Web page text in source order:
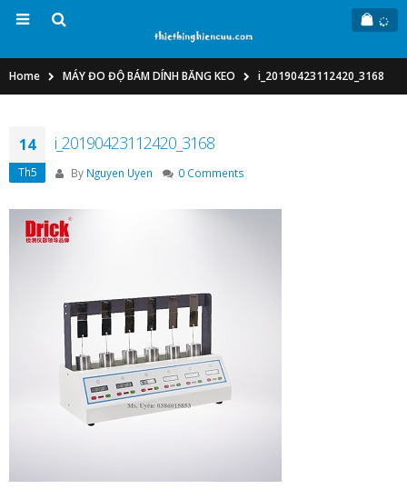
Home MÁY ĐO ĐỘ BÁM DÍNH BĂNG KEO i_20190423112420_3168
14
Th5
i_20190423112420_3168
By Nguyen Uyen 0 Comments